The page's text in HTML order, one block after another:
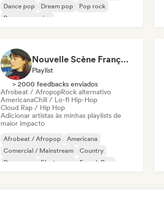
Dance pop
Dream pop
Pop rock
Pop progressivo
Nouvelle Scène Française : Pop, Indie & Chanson Émergente
Playlist
> 2000 feedbacks enviados
Afrobeat / AfropopRock alternativo
AmericanaChill / Lo-fi Hip-Hop
Cloud Rap / Hip Hop
Adicionar artistas às minhas playlists de
maior impacto
Afrobeat / Afropop
Americana
Comercial / Mainstream
Country
Dance pop
Electropop
French Pop